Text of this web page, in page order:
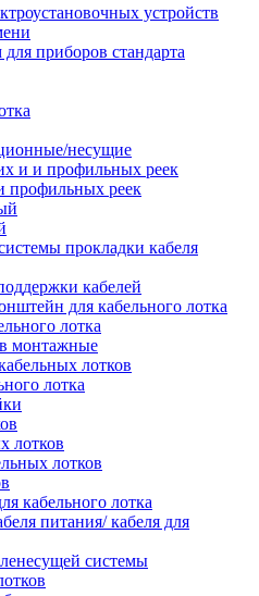
устройств
приборов стандарта
несущие
и и профильных реек
профильных реек
прокладки кабеля
кабелей
для кабельного лотка
лотка
монтажные
лотков
лотка
лотков
лотков
кабельного лотка
питания/ кабеля для
системы